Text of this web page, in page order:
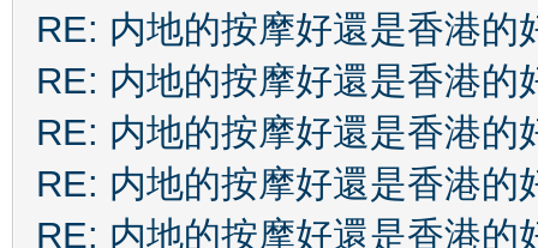
RE: 内地的按摩好還是香港的
RE: 内地的按摩好還是香港的
RE: 内地的按摩好還是香港的
RE: 内地的按摩好還是香港的
RE: 内地的按摩好還是香港的